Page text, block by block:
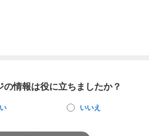
の情報は役に立ちましたか？
いいえ